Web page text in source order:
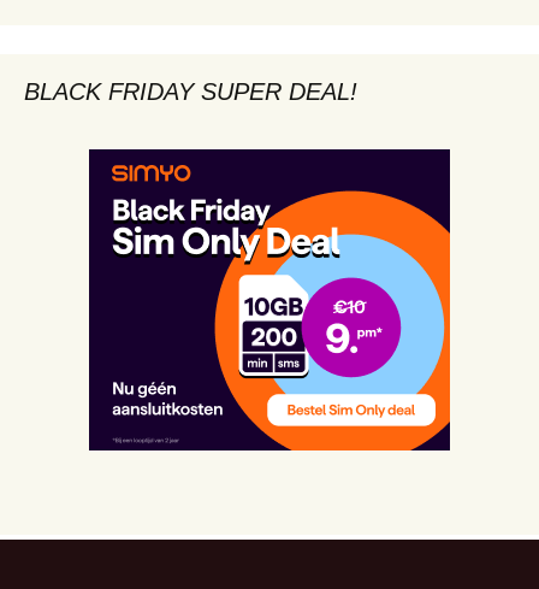
BLACK FRIDAY SUPER DEAL!